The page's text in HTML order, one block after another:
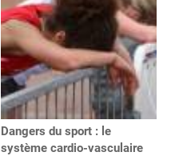
Dangers du sport : le
système cardio-vasculaire